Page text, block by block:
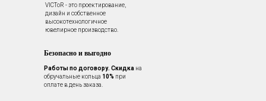
VICToR - это проектирование,
дизайн и собственное
высокотехнологичное
ювелирное производство.
Работы по договору. Скидка на
обручальные кольца 10% при
оплате в день заказа.
Безопасно и выгодно